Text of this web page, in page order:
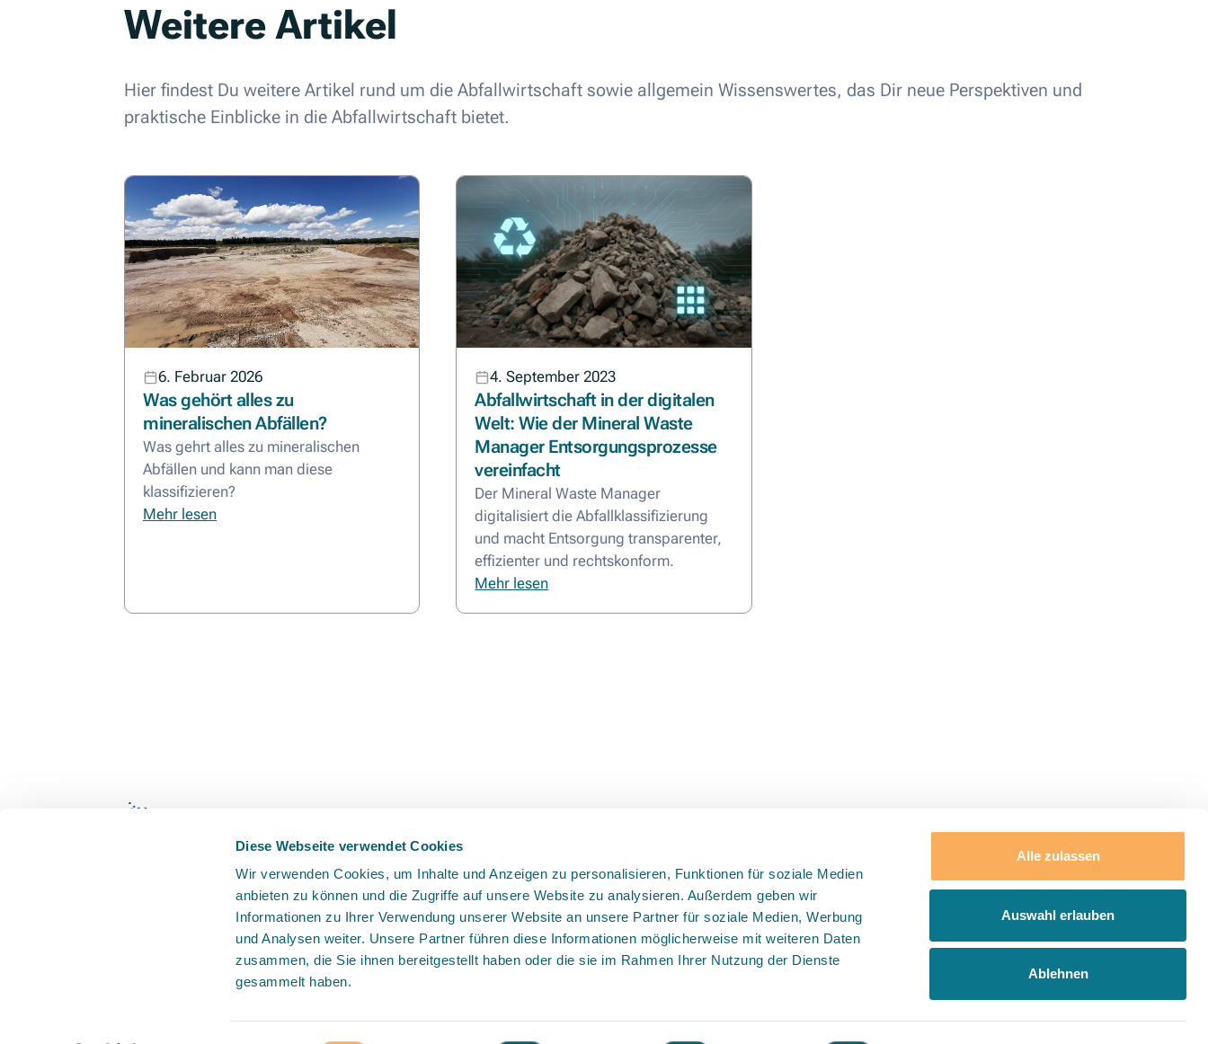
Diese Webseite verwendet Cookies
Wir verwenden Cookies, um Inhalte und Anzeigen zu personalisieren, Funktionen für soziale Medien
anbieten zu können und die Zugriffe auf unsere Website zu analysieren. Außerdem geben wir
Informationen zu Ihrer Verwendung unserer Website an unsere Partner für soziale Medien, Werbung
und Analysen weiter. Unsere Partner führen diese Informationen möglicherweise mit weiteren Daten
zusammen, die Sie ihnen bereitgestellt haben oder die sie im Rahmen Ihrer Nutzung der Dienste
gesammelt haben.
Alle zulassen
Auswahl erlauben
Ablehnen
Weitere Artikel
Hier findest Du weitere Artikel rund um die Abfallwirtschaft sowie allgemein Wissenswertes, das Dir neue Perspektiven und
praktische Einblicke in die Abfallwirtschaft bietet.
6. Februar 2026
Was gehört alles zu
mineralischen Abfällen?
Was gehrt alles zu mineralischen
Abfällen und kann man diese
klassifizieren?
Mehr lesen
4. September 2023
Abfallwirtschaft in der digitalen
Welt: Wie der Mineral Waste
Manager Entsorgungsprozesse
vereinfacht
Der Mineral Waste Manager
digitalisiert die Abfallklassifizierung
und macht Entsorgung transparenter,
effizienter und rechtskonform.
Mehr lesen
Blog Kontakt Karriere Events Anmelden Folge uns auf